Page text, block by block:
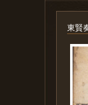
東賢